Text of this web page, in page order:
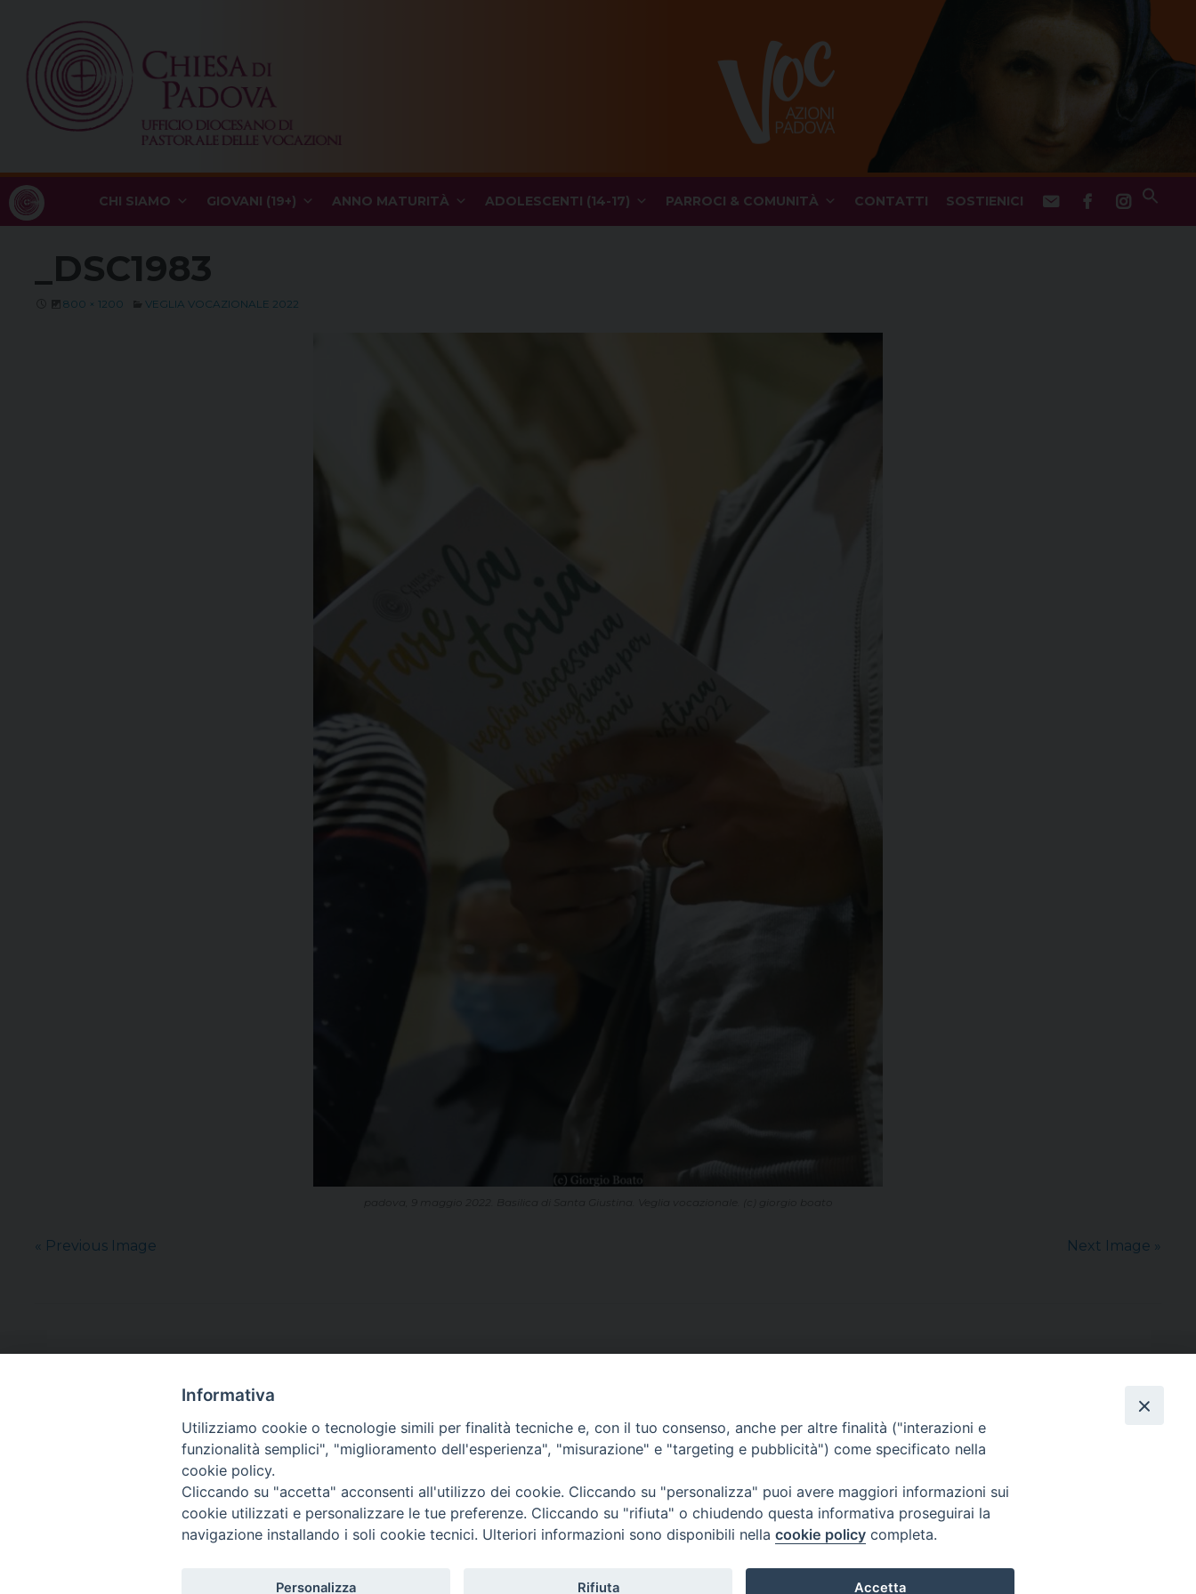
content
CHI SIAMO GIOVANI (19+) ANNO MATURITÀ ADOLESCENTI (14-17) PARROCI & COMUNITÀ CONTATTI SOSTIENICI
_DSC1983
800 × 1200 VEGLIA VOCAZIONALE 2022
« Previous Image Next Image »
CONTATTI
via Bonporti, 20 – 35141 Padova
tel: +39 351 619 2354
e mail:ufficiovocazionipadova@gmail.com
via Valmarana, 20 – 35133 Padova
instagram:
@casasantandreapadova
e mail:casasantandreapadova@gmail.
Informativa
Utilizziamo cookie o tecnologie simili per finalità tecniche e, con il tuo consenso, anche per altre finalità ("interazioni e
funzionalità semplici", "miglioramento dell'esperienza", "misurazione" e "targeting e pubblicità") come specificato nella
cookie policy.
Cliccando su "accetta" acconsenti all'utilizzo dei cookie. Cliccando su "personalizza" puoi avere maggiori informazioni sui
cookie utilizzati e personalizzare le tue preferenze. Cliccando su "rifiuta" o chiudendo questa informativa proseguirai la
navigazione installando i soli cookie tecnici. Ulteriori informazioni sono disponibili nella cookie policy completa.
Personalizza Rifiuta Accetta